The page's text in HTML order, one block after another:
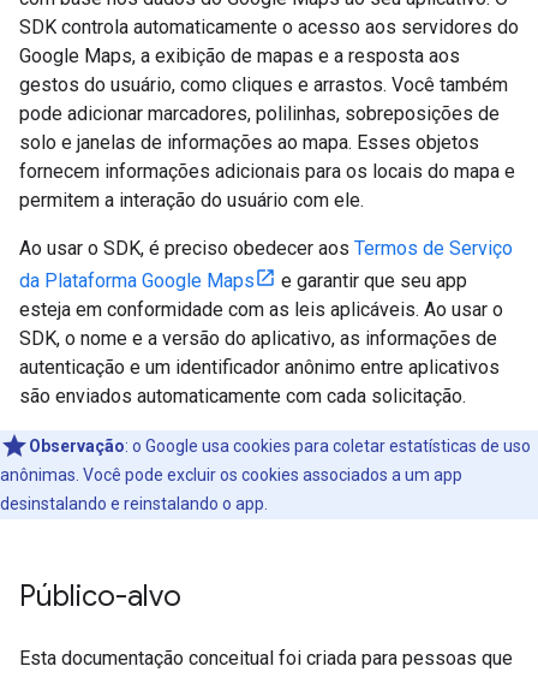
SDK controla automaticamente o acesso aos servidores do
Google Maps, a exibição de mapas e a resposta aos
gestos do usuário, como cliques e arrastos. Você também
pode adicionar marcadores, polilinhas, sobreposições de
solo e janelas de informações ao mapa. Esses objetos
fornecem informações adicionais para os locais do mapa e
permitem a interação do usuário com ele.
Ao usar o SDK, é preciso obedecer aos Termos de Serviço
da Plataforma Google Maps
e garantir que seu app
esteja em conformidade com as leis aplicáveis. Ao usar o
SDK, o nome e a versão do aplicativo, as informações de
autenticação e um identificador anônimo entre aplicativos
são enviados automaticamente com cada solicitação.
Observação: o Google usa cookies para coletar estatísticas de uso
anônimas. Você pode excluir os cookies associados a um app
desinstalando e reinstalando o app.
Público-alvo
Esta documentação conceitual foi criada para pessoas que